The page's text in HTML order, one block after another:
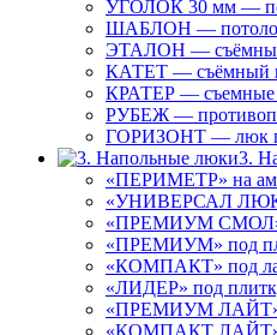
УГОЛОК 30 мм —
ШАБЛОН —
ЭТАЛОН —
КАТЕТ — съёмный
КРАТЕР — съемные
РУБЕЖ —
ГОРИЗОНТ — люк
3.
«ПЕРИМЕТР» на
«УНИВЕРСАЛ
«ПРЕМИУМ СМОЛ»
«ПРЕМИУМ» под
«КОМПАКТ» под
«ЛИДЕР» под
«ПРЕМИУМ ЛАЙТ»
«КОМПАКТ ЛАЙТ»